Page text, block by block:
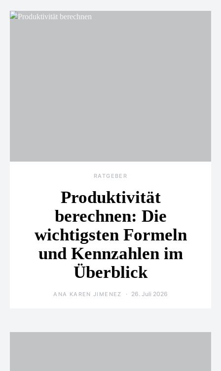
RATGEBER
Produktivität
berechnen: Die
wichtigsten Formeln
und Kennzahlen im
Überblick
ANA KAREN JIMENEZ 26. Juli 2026